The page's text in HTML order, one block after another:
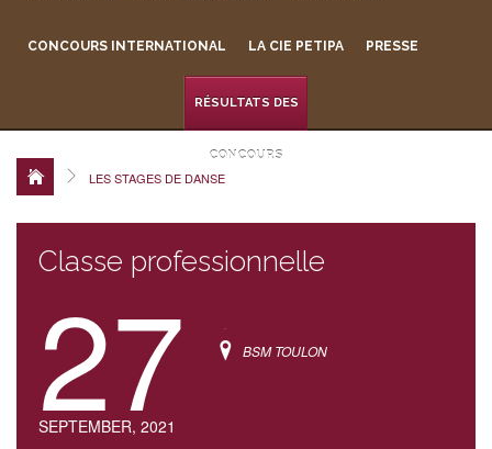
CONCOURS INTERNATIONAL LA CIE PETIPA PRESSE
RÉSULTATS DES
CONCOURS
LES STAGES DE DANSE
Classe professionnelle
27
SEPTEMBER, 2021
BSM TOULON